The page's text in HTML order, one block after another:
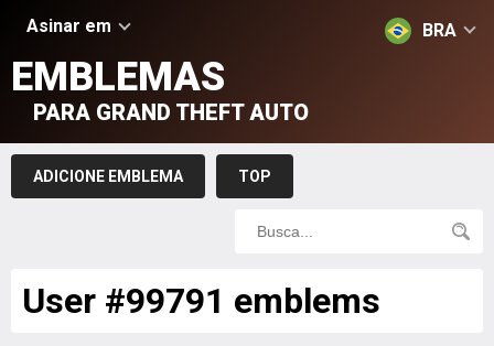
Asinar em BRA
EMBLEMAS
PARA GRAND THEFT AUTO
ADICIONE EMBLEMA TOP
User #99791 emblems